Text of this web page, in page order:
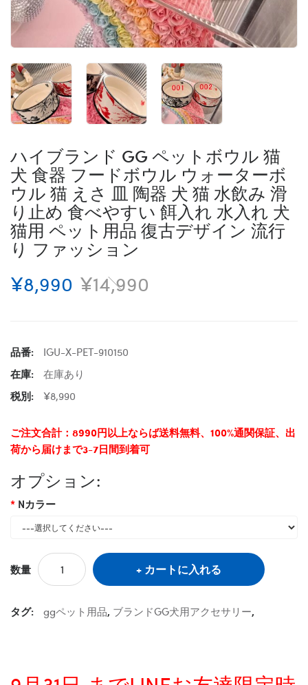
ハイブランド GG ペットボウル 猫
犬 食器 フードボウル ウォーターボ
ウル 猫 えさ 皿 陶器 犬 猫 水飲み 滑
り止め 食べやすい 餌入れ 水入れ 犬
猫用 ペット用品 復古デザイン 流行
り ファッション
¥8,990 ¥14,990
品番:
IGU-X-PET-910150
在庫:
在庫あり
税別:
¥8,990
ご注文合計：8990円以上ならば送料無料、100%通関保証、出
荷から届けまで3-7日間到着可
オプション:
Nカラー
数量 カートに入れる
タグ: ggペット用品, ブランドGG犬用アクセサリー,